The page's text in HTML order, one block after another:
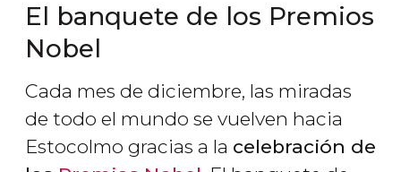
El banquete de los Premios
Nobel
Cada mes de diciembre, las miradas
de todo el mundo se vuelven hacia
Estocolmo gracias a la celebración de